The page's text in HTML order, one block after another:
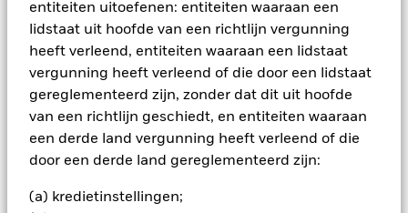
entiteiten uitoefenen: entiteiten waaraan een
lidstaat uit hoofde van een richtlijn vergunning
heeft verleend, entiteiten waaraan een lidstaat
vergunning heeft verleend of die door een lidstaat
gereglementeerd zijn, zonder dat dit uit hoofde
van een richtlijn geschiedt, en entiteiten waaraan
een derde land vergunning heeft verleend of die
door een derde land gereglementeerd zijn:
(a) kredietinstellingen;
Grafiek
Volledige grafiek bekijken
Uitkeringen
Kredietrisico, veranderingen in rentetarieven en/of in de
wanbetalingsquote van emittenten hebben een aanzienlijk
invloed op de prestaties van vastrentende effecten. Potentiële
of werkelijke verlagingen van de kredietrating kunnen het
risiconiveau verhogen.Het beleggingsrisico is
geconcentreerd in specifieke sectoren, landen, valuta's of
bedrijven. Dit betekent dat het Fonds gevoeliger is voor lokale
economische, markt-, politieke, duurzaamheids- of
regelgevingsgebeurtenissen.
Tegenpartijrisico: De insolventie van instellingen die diensten
tegenpartij voor afgeleide instrumenten, kunnen het Fonds
Kerngegevens
Fondsomvang
per 07/aug/2026
EUR 223.472.942
Basisvaluta EUR
Index
Eb Rexx Government
Uitgegeven aandelen
Portefeuille kenmerken
per 06/aug/2026
Standaarddeviatie (3j)
Geregistreerde locaties
Posities
Portefeuilleverdeling